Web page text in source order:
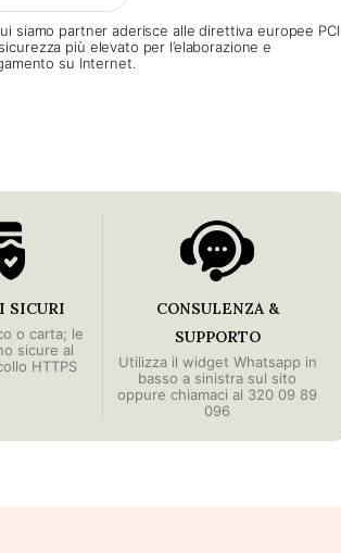
siamo partner aderisce alle direttiva europee PCI
più elevato per l’elaborazione e
su Internet.
SICURI
o carta; le
sicure al
HTTPS
CONSULENZA &
SUPPORTO
Utilizza il widget Whatsapp in
basso a sinistra sul sito
oppure chiamaci al 320 09 89
096